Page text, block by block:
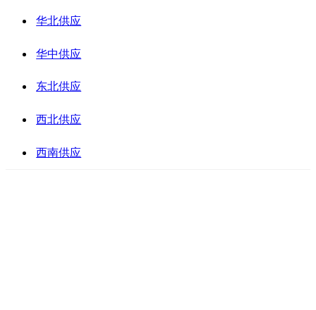
华北供应
华中供应
东北供应
西北供应
西南供应